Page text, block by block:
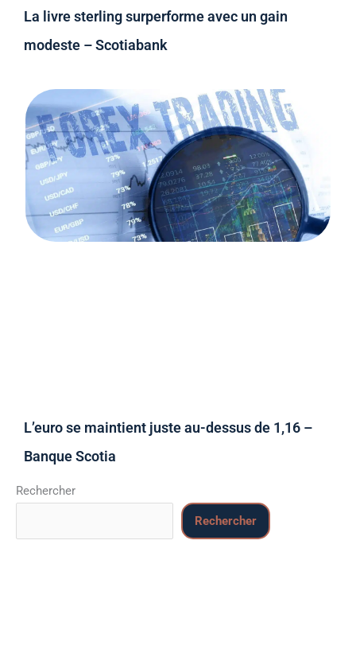
La livre sterling surperforme avec un gain
modeste – Scotiabank
L’euro se maintient juste au-dessus de 1,16 –
Banque Scotia
Rechercher
Rechercher